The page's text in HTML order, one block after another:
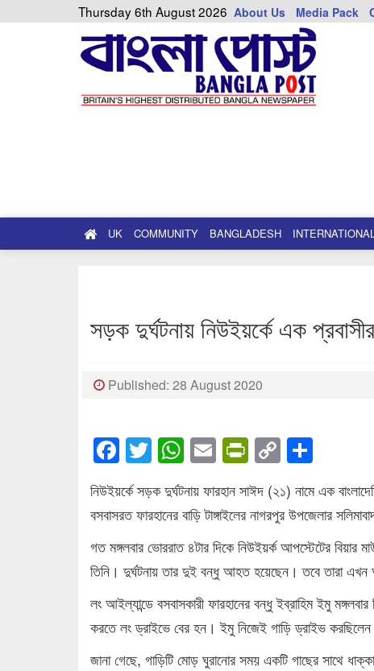
Thursday 6th August 2026 About Us Media Pack
UK COMMUNITY BANGLADESH
সড়ক দুর্ঘটনায় নিউইয়র্কে এক
Published: 28 August 2020
Facebook
Twitter
WhatsApp
EmailPrintFriendly
Copy
Link
নিউইয়র্কে সড়ক দুর্ঘটনায় ফারহান সাঈদ (২১) নামে এক
বসবাসরত ফারহানের বাড়ি টাঙ্গাইলের নাগরপুর উপজেলার
গত মঙ্গলবার ভোররাত ৪টার দিকে নিউইয়র্ক আপস্টেটের বিয়ার
তিনি। দুর্ঘটনায় তার দুই বন্ধু আহত হয়েছেন। তবে তারা
লং আইল্যান্ডে বসবাসকারী ফারহানের বন্ধু ইব্রাহিম ইমু
করতে লং ড্রাইভে বের হন। ইমু নিজেই গাড়ি ড্রাইভ করছিলেন।
জানা গেছে, গাড়িটি মোড় ঘুরানোর সময় একটি গাছের সাথে